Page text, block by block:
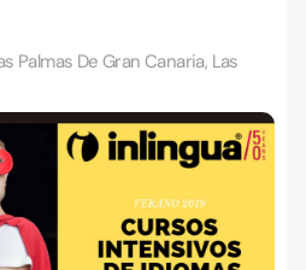
Palmas De Gran Canaria, Las